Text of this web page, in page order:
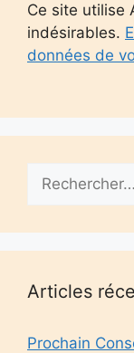
Ce site utilise
indésirables.
données de
Articles
Prochain